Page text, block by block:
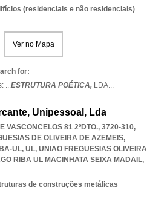
(residenciais e não residenciais)
Ver no Mapa
for:
...ESTRUTURA POÉTICA, LDA...
Unipessoal, Lda
VASCONCELOS 81 2ºDTO., 3720-310,
DE OLIVEIRA DE AZEMEIS,
UL, UL, UNIAO FREGUESIAS OLIVEIRA
RIBA UL MACINHATA SEIXA MADAIL,
de construções metálicas